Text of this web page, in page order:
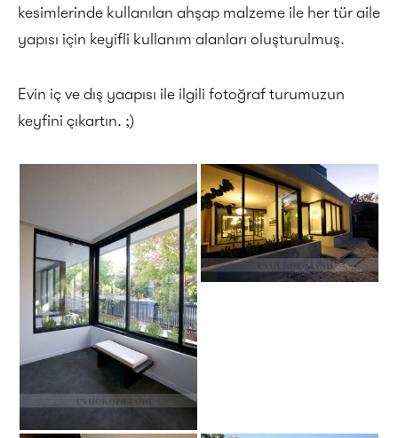
kesimlerinde kullanılan ahşap malzeme ile her tür aile
yapısı için keyifli kullanım alanları oluşturulmuş.
Evin iç ve dış yaapısı ile ilgili fotoğraf turumuzun
keyfini çıkartın. ;)